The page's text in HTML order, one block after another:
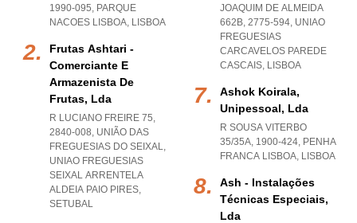
1990-095, PARQUE
NACOES LISBOA, LISBOA
Frutas Ashtari -
Comerciante E
Armazenista De
Frutas, Lda
R LUCIANO FREIRE 75,
2840-008, UNIÃO DAS
FREGUESIAS DO SEIXAL,
UNIAO FREGUESIAS
SEIXAL ARRENTELA
ALDEIA PAIO PIRES,
SETUBAL
JOAQUIM DE ALMEIDA
662B, 2775-594, UNIAO
FREGUESIAS
CARCAVELOS PAREDE
CASCAIS, LISBOA
Ashok Koirala,
Unipessoal, Lda
R SOUSA VITERBO
35/35A, 1900-424, PENHA
FRANCA LISBOA, LISBOA
Ash - Instalações
Técnicas Especiais,
Lda